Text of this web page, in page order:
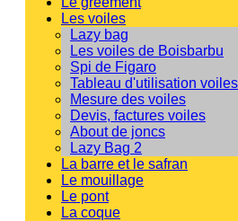
Les voiles
Lazy bag
Les voiles de Boisbarbu
Spi de Figaro
Tableau d'utilisation voiles
Mesure des voiles
Devis, factures voiles
About de joncs
Lazy Bag 2
La barre et le safran
Le mouillage
Le pont
La coque